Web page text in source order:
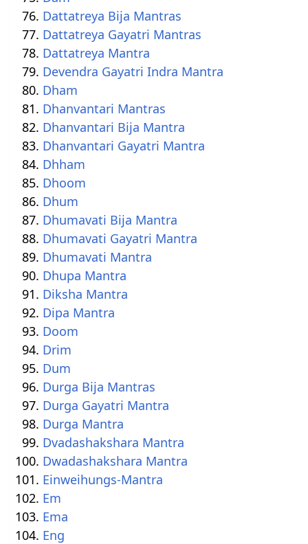
Dattatreya Bija Mantras
Dattatreya Gayatri Mantras
Dattatreya Mantra
Devendra Gayatri Indra Mantra
Dham
Dhanvantari Mantras
Dhanvantari Bija Mantra
Dhanvantari Gayatri Mantra
Dhham
Dhoom
Dhum
Dhumavati Bija Mantra
Dhumavati Gayatri Mantra
Dhumavati Mantra
Dhupa Mantra
Diksha Mantra
Dipa Mantra
Doom
Drim
Dum
Durga Bija Mantras
Durga Gayatri Mantra
Durga Mantra
Dvadashakshara Mantra
Dwadashakshara Mantra
Einweihungs-Mantra
Em
Ema
Eng